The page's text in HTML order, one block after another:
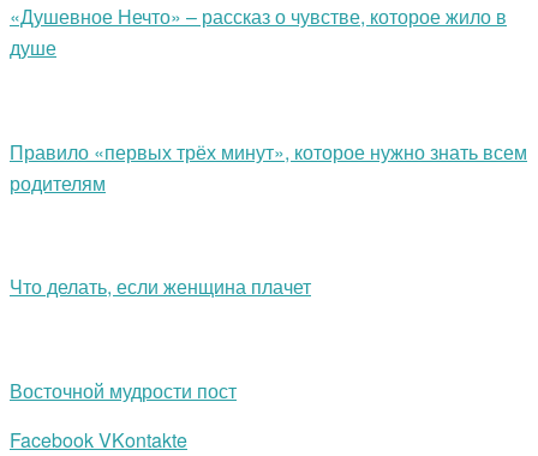
«Душевное Нечто» – рассказ о чувстве, которое жило в
душе
Правило «первых трёх минут», которое нужно знать всем
родителям
Что делать, если женщина плачет
Восточной мудрости пост
FacebookVKontakte